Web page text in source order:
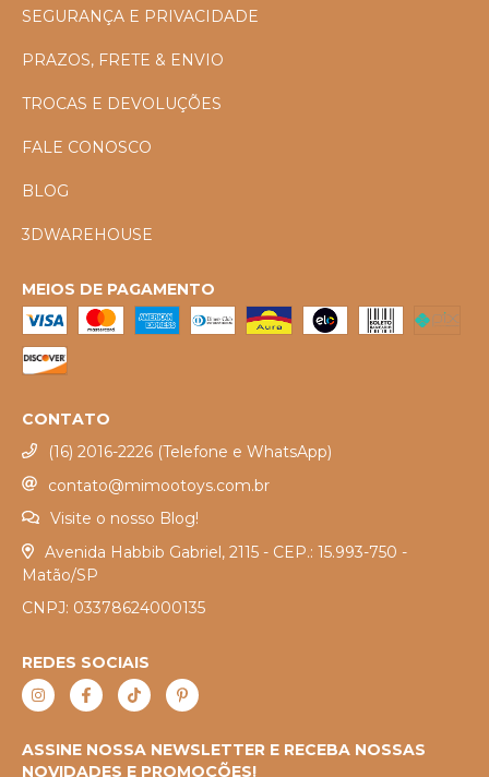
SEGURANÇA E PRIVACIDADE
PRAZOS, FRETE & ENVIO
TROCAS E DEVOLUÇÕES
FALE CONOSCO
BLOG
3DWAREHOUSE
MEIOS DE PAGAMENTO
CONTATO
(16) 2016-2226 (Telefone e WhatsApp)
contato@mimootoys.com.br
Visite o nosso Blog!
Avenida Habbib Gabriel, 2115 - CEP.: 15.993-750 -
Matão/SP
CNPJ: 03378624000135
REDES SOCIAIS
ASSINE NOSSA NEWSLETTER E RECEBA NOSSAS
NOVIDADES E PROMOÇÕES!